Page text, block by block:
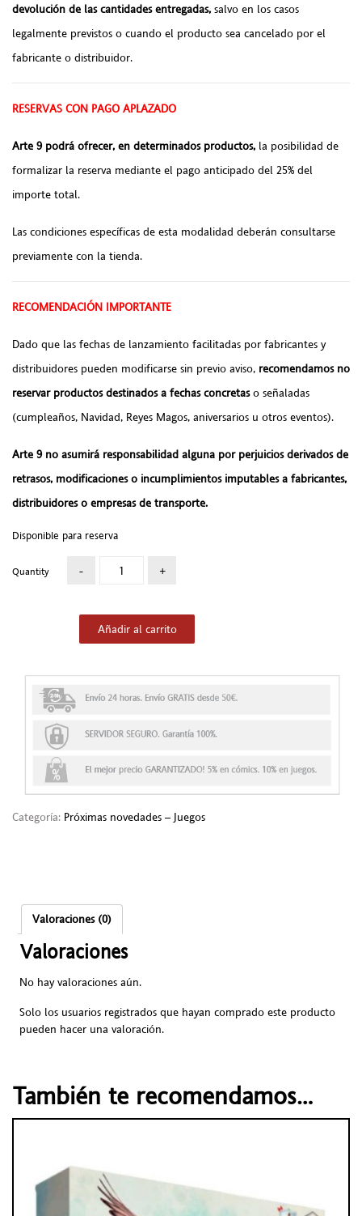
devolución de las cantidades entregadas, salvo en los casos
legalmente previstos o cuando el producto sea cancelado por el
fabricante o distribuidor.
RESERVAS CON PAGO APLAZADO
Arte 9 podrá ofrecer, en determinados productos, la posibilidad de
formalizar la reserva mediante el pago anticipado del 25% del
importe total.
Las condiciones específicas de esta modalidad deberán consultarse
previamente con la tienda.
RECOMENDACIÓN IMPORTANTE
Dado que las fechas de lanzamiento facilitadas por fabricantes y
distribuidores pueden modificarse sin previo aviso, recomendamos no
reservar productos destinados a fechas concretaso señaladas
(cumpleaños, Navidad, Reyes Magos, aniversarios u otros eventos).
Arte 9 no asumirá responsabilidad alguna por perjuicios derivados de
retrasos, modificaciones o incumplimientos imputables a fabricantes,
distribuidores o empresas de transporte.
Disponible para reserva
Quantity
Añadir al carrito
Categoría: Próximas novedades – Juegos
Valoraciones (0)
Valoraciones
No hay valoraciones aún.
Solo los usuarios registrados que hayan comprado este producto
pueden hacer una valoración.
También te recomendamos…